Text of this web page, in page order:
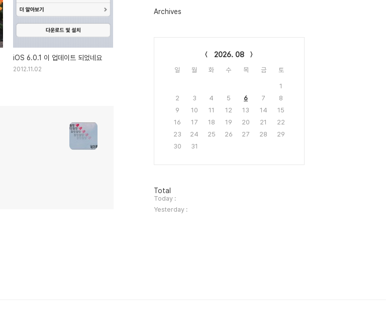
iOS 6.0.1 이 업데이트 되었네요
2012.11.02
그
Archives
2026. 08
일 월 화 수 목 금 토
1
2
3 4 5 6 7
8
9
10 11 12 13 14
15
16
17 18 19 20 21
22
23
24 25 26 27 28
29
30
31
방
문
자
수
Total
Today :
Yesterday :